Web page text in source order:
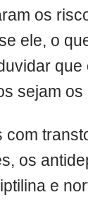
os
ele, o
que
sejam os
com
os
e